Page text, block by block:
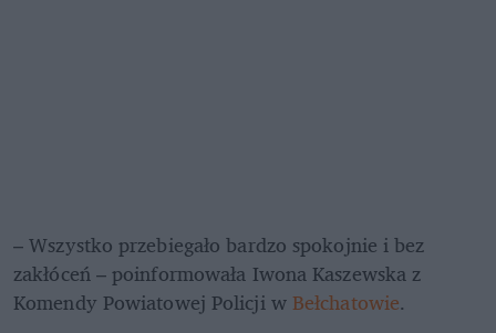
– Wszystko przebiegało bardzo spokojnie i bez
zakłóceń – poinformowała Iwona Kaszewska z
Komendy Powiatowej Policji w Bełchatowie.